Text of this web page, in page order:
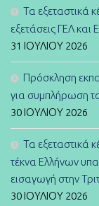
Τα εξεταστικά
εξετάσεις ΓΕΛ και
31 ΙΟΥΛΊΟΥ 2026
Πρόσκληση
για συμπλήρωση
30 ΙΟΥΛΊΟΥ 2026
Τα εξεταστικά
τέκνα Ελλήνων
εισαγωγή στην
30 ΙΟΥΛΊΟΥ 2026